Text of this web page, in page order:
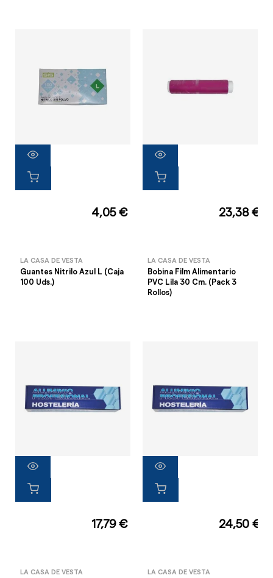
4,05 €
LA CASA DE VESTA
Guantes Nitrilo Azul L (Caja
100 Uds.)
23,38 €
LA CASA DE VESTA
Bobina Film Alimentario
PVC Lila 30 Cm. (Pack 3
Rollos)
17,79 €
LA CASA DE VESTA
24,50 €
LA CASA DE VESTA